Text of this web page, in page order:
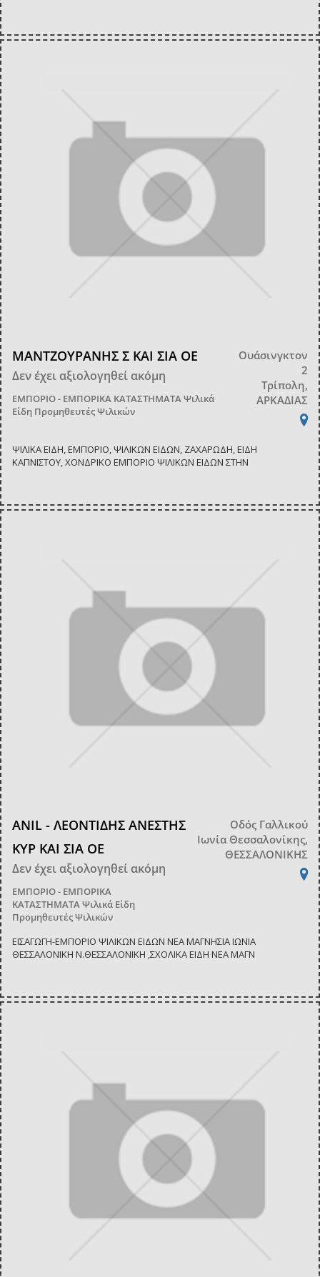
ΜΑΝΤΖΟΥΡΑΝΗΣ Σ ΚΑΙ ΣΙΑ ΟΕ
Δεν έχει αξιολογηθεί ακόμη
ΕΜΠΟΡΙΟ - ΕΜΠΟΡΙΚΑ ΚΑΤΑΣΤΗΜΑΤΑΨιλικά
Είδη Προμηθευτές Ψιλικών
Ουάσινγκτον
2
Τρίπολη,
ΑΡΚΑΔΙΑΣ
ΨΙΛΙΚΑ ΕΙΔΗ, ΕΜΠΟΡΙΟ, ΨΙΛΙΚΩΝ ΕΙΔΩΝ, ΖΑΧΑΡΩΔΗ, ΕΙΔΗ
ΚΑΠΝΙΣΤΟΥ, ΧΟΝΔΡΙΚΟ ΕΜΠΟΡΙΟ ΨΙΛΙΚΩΝ ΕΙΔΩΝ ΣΤΗΝ
ANIL - ΛΕΟΝΤΙΔΗΣ ΑΝΕΣΤΗΣ
ΚΥΡ ΚΑΙ ΣΙΑ ΟΕ
Δεν έχει αξιολογηθεί ακόμη
ΕΜΠΟΡΙΟ - ΕΜΠΟΡΙΚΑ
ΚΑΤΑΣΤΗΜΑΤΑΨιλικά Είδη
Προμηθευτές Ψιλικών
Οδός Γαλλικού
Ιωνία Θεσσαλονίκης,
ΘΕΣΣΑΛΟΝΙΚΗΣ
ΕΙΣΑΓΩΓΗ-ΕΜΠΟΡΙΟ ΨΙΛΙΚΩΝ ΕΙΔΩΝ ΝΕΑ ΜΑΓΝΗΣΙΑ ΙΩΝΙΑ
ΘΕΣΣΑΛΟΝΙΚΗ Ν.ΘΕΣΣΑΛΟΝΙΚΗ ,ΣΧΟΛΙΚΑ ΕΙΔΗ ΝΕΑ ΜΑΓΝ